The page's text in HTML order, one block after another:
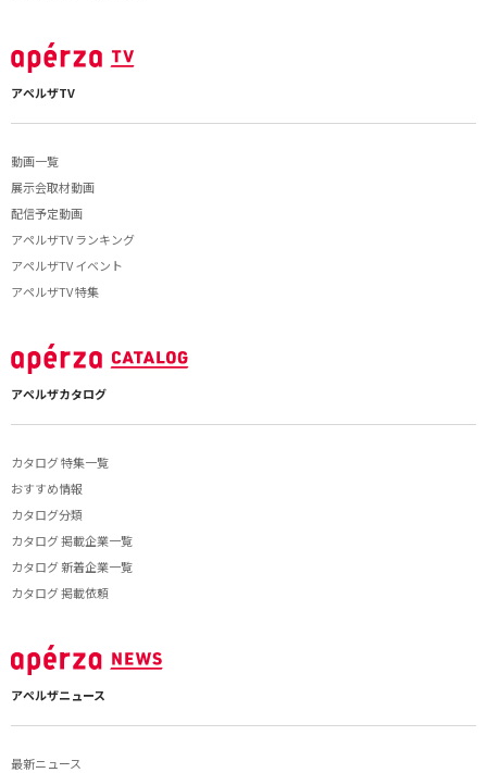
アペルザTV
動画一覧
展示会取材動画
配信予定動画
アペルザTV ランキング
アペルザTV イベント
アペルザTV 特集
アペルザカタログ
カタログ 特集一覧
おすすめ情報
カタログ分類
カタログ 掲載企業一覧
カタログ 新着企業一覧
カタログ 掲載依頼
アペルザニュース
最新ニュース